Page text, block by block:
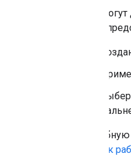
EMM
чтобы
том, как